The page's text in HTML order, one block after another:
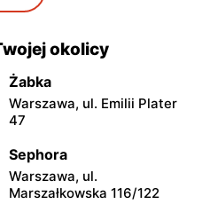
Warszawa, ul.
Międzyborska 48
Lewiatan
Warszawa, ul. Majdańska 11
Lewiatan
Warszawa, ul.
Bernardyńska 25
okolicy
Żabka
Warszawa, ul. Emilii Plater
47
Sephora
Warszawa, ul.
Marszałkowska 116/122